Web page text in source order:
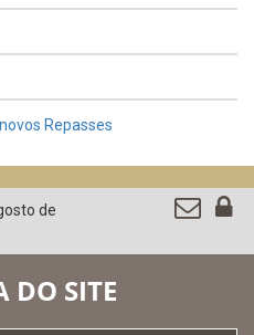
Repasses
de
SITE